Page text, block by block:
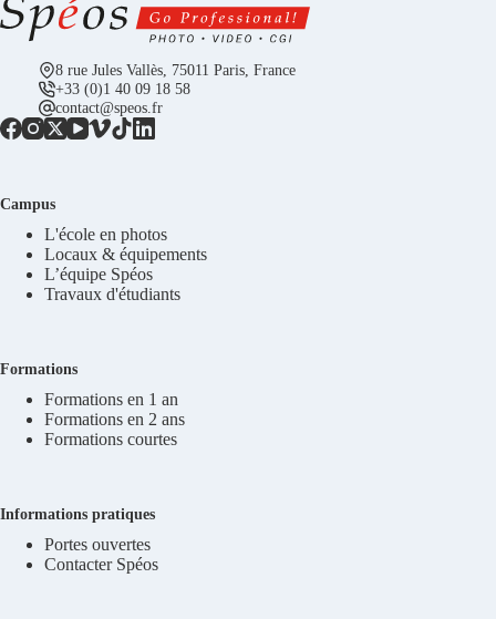
8 rue Jules Vallès, 75011 Paris, France
+33 (0)1 40 09 18 58
contact@speos.fr
Campus
L'école en photos
Locaux & équipements
L’équipe Spéos
Travaux d'étudiants
Formations
Formations en 1 an
Formations en 2 ans
Formations courtes
Informations pratiques
Portes ouvertes
Contacter Spéos